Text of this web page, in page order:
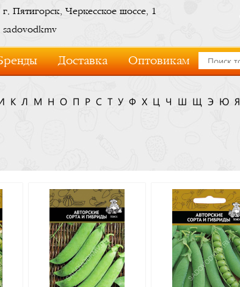
г. Пятигорск, Черкесское шоссе, 1
sadovodkmv
Доставка Оптовикам
И К Л М Н О П Р С Т У Ф Х Ч Э Ю Я